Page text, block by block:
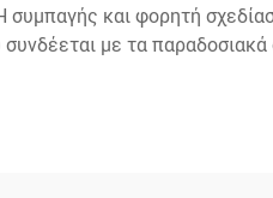
και φορητή
με τα